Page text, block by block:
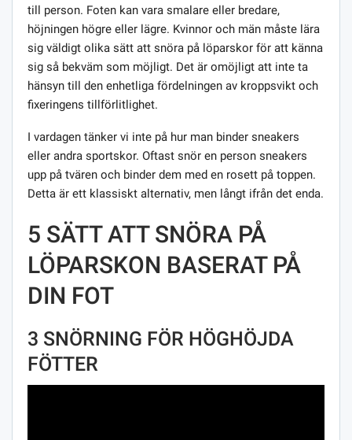
till person. Foten kan vara smalare eller bredare,
höjningen högre eller lägre. Kvinnor och män måste lära
sig väldigt olika sätt att snöra på löparskor för att känna
sig så bekväm som möjligt. Det är omöjligt att inte ta
hänsyn till den enhetliga fördelningen av kroppsvikt och
fixeringens tillförlitlighet.
I vardagen tänker vi inte på hur man binder sneakers
eller andra sportskor. Oftast snör en person sneakers
upp på tvären och binder dem med en rosett på toppen.
Detta är ett klassiskt alternativ, men långt ifrån det enda.
5 SÄTT ATT SNÖRA PÅ
LÖPARSKON BASERAT PÅ
DIN FOT
3 SNÖRNING FÖR HÖGHÖJDA
FÖTTER